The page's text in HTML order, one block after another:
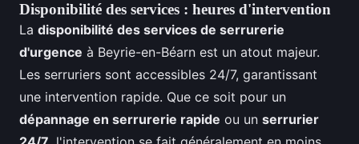
Disponibilité des services : heures d'intervention
La disponibilité des services de serrurerie
d'urgence à Beyrie-en-Béarn est un atout majeur.
Les serruriers sont accessibles 24/7, garantissant
une intervention rapide. Que ce soit pour un
dépannage en serrurerie rapide ou un serrurier